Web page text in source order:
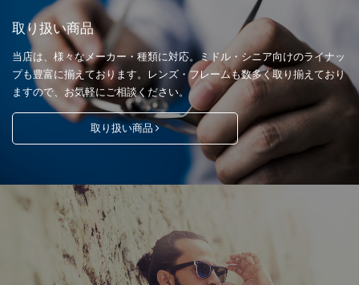
取り扱い商品
当店は、様々なメーカー・種類に対応。ミドル・シニア向けのライナッ
プも豊富に揃えております。レンズ・フレームも数多く取り揃えており
ますので、お気軽にご相談ください。
取り扱い商品